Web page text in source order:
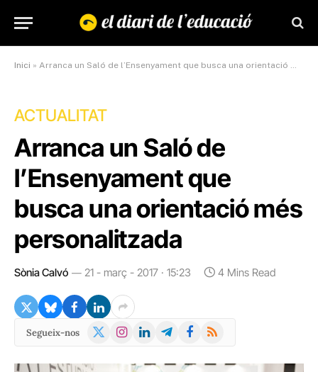
Inici » Arranca un Saló de l’Ensenyament que busca una orientació més personalitzada
ACTUALITAT
Arranca un Saló de
l’Ensenyament que
busca una orientació més
personalitzada
Sònia Calvó 21 - març - 2017 · 15:23 4 Mins Read
Segueix-nos
X
Instagram
LinkedInTelegramFacebook
RSS